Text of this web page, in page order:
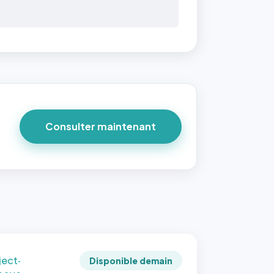
Consulter maintenant
par
1:1
Disponible demain